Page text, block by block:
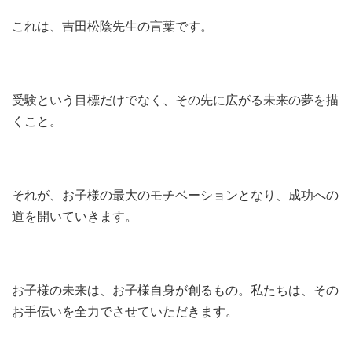
これは、吉田松陰先生の言葉です。
受験という目標だけでなく、その先に広がる未来の夢を描
くこと。
それが、お子様の最大のモチベーションとなり、成功への
道を開いていきます。
お子様の未来は、お子様自身が創るもの。私たちは、その
お手伝いを全力でさせていただきます。